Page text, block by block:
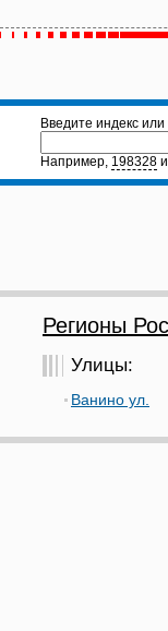
Введите индекс
Например, 198328
Регионы
Улицы:
Ванино ул.